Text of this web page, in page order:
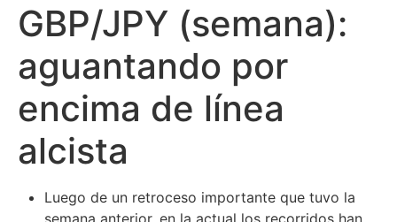
GBP/JPY (semana):
aguantando por
encima de línea
alcista
Luego de un retroceso importante que tuvo la
semana anterior, en la actual los recorridos han